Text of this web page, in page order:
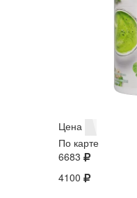
Цена
По карте
6683
4100